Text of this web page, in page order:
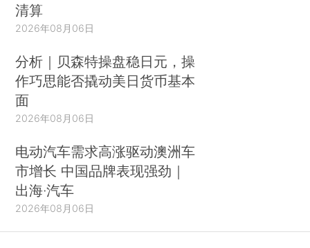
清算
2026年08月06日
分析｜贝森特操盘稳日元，操
作巧思能否撬动美日货币基本
面
2026年08月06日
电动汽车需求高涨驱动澳洲车
市增长 中国品牌表现强劲｜
出海·汽车
2026年08月06日